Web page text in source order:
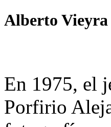
Alberto Vieyra
En 1975, el
Porfirio